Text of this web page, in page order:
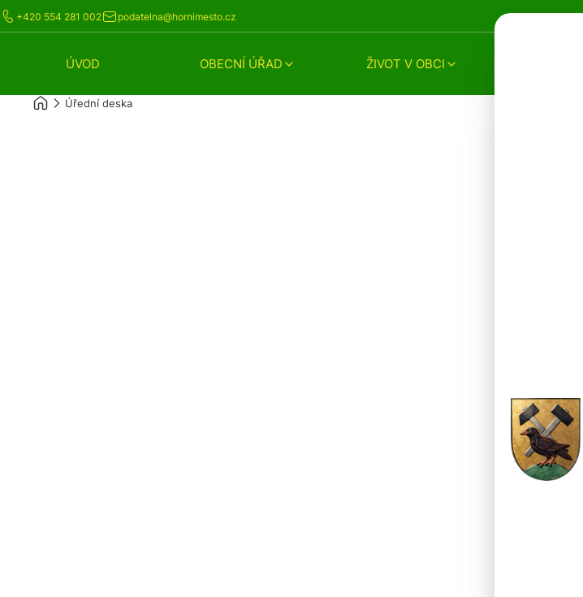
+420 554 281 002 podatelna@hornimesto.cz
ÚVOD OBECNÍ ÚŘAD ŽIVOT V OBCI
Úřední deska